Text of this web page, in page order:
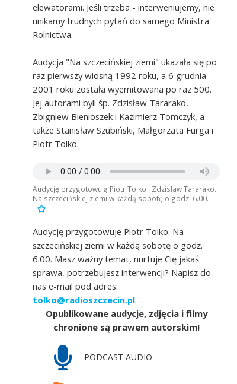
elewatorami. Jeśli trzeba - interweniujemy, nie
unikamy trudnych pytań do samego Ministra
Rolnictwa.
Audycja "Na szczecińskiej ziemi" ukazała się po
raz pierwszy wiosną 1992 roku, a 6 grudnia
2001 roku została wyemitowana po raz 500.
Jej autorami byli śp. Zdzisław Tararako,
Zbigniew Bienioszek i Kazimierz Tomczyk, a
także Stanisław Szubiński, Małgorzata Furga i
Piotr Tolko.
Audycję przygotowują Piotr Tolko i Zdzisław Tararako.
Na szczecińskiej ziemi w każdą sobotę o godz. 6.00.
Audycję przygotowuje Piotr Tolko. Na
szczecińskiej ziemi w każdą sobotę o godz.
6:00. Masz ważny temat, nurtuje Cię jakaś
sprawa, potrzebujesz interwencji? Napisz do
nas e-mail pod adres:
tolko@radioszczecin.pl
Opublikowane audycje, zdjęcia i filmy
chronione są prawem autorskim!
PODCAST AUDIO